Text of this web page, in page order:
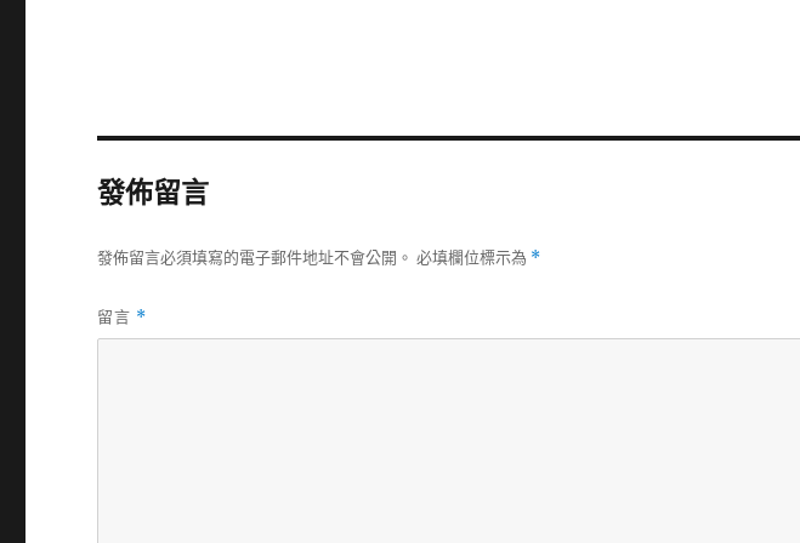
發佈留言
發佈留言必須填寫的電子郵件地址不會公開。 必填欄位標示為 *
留言 *